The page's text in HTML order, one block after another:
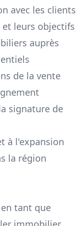
avec les clients
leurs objectifs
auprès
de la vente
signature de
à l'expansion
la région
tant que